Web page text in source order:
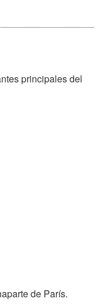
principales del
de París.